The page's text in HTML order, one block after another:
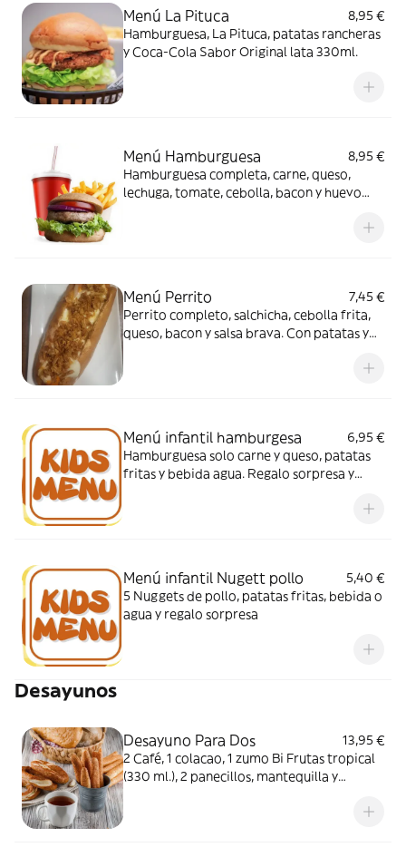
Menú La Pituca
8,95 €
Hamburguesa, La Pituca, patatas rancheras
y Coca-Cola Sabor Original lata 330ml.
Menú Hamburguesa
8,95 €
Hamburguesa completa, carne, queso,
lechuga, tomate, cebolla, bacon y huevo
Menú Perrito
7,45 €
Perrito completo, salchicha, cebolla frita,
queso, bacon y salsa brava. Con patatas y
Menú infantil hamburgesa
6,95 €
Hamburguesa solo carne y queso, patatas
fritas y bebida agua. Regalo sorpresa y
Menú infantil Nugett pollo
5,40 €
5 Nuggets de pollo, patatas fritas, bebida o
agua y regalo sorpresa
Desayunos
Desayuno Para Dos
13,95 €
2 Café, 1 colacao, 1 zumo Bi Frutas tropical
(330 ml.), 2 panecillos, mantequilla y